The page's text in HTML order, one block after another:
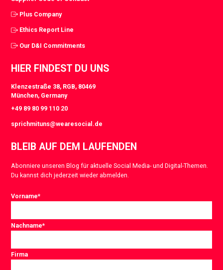
Plus Company
Ethics Report Line
Our D&I Commitments
HIER FINDEST DU UNS
Klenzestraße 38, RGB, 80469
München, Germany
+49 89 80 99 110 20
sprichmituns@wearesocial.de
BLEIB AUF DEM LAUFENDEN
Abonniere unseren Blog für aktuelle Social Media- und Digital-Themen.
Du kannst dich jederzeit wieder abmelden.
Vorname*
Nachname*
Firma